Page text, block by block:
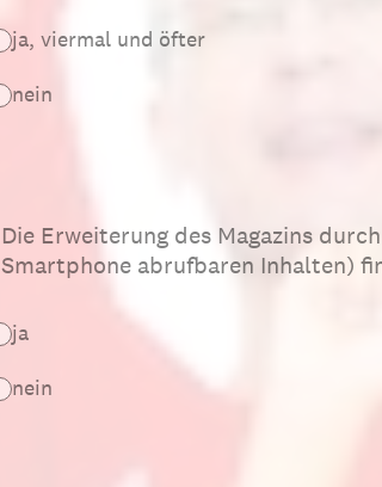
ja, viermal und öfter
nein
Die Erweiterung des Magazins
Smartphone abrufbaren Inhalten)
ja
nein